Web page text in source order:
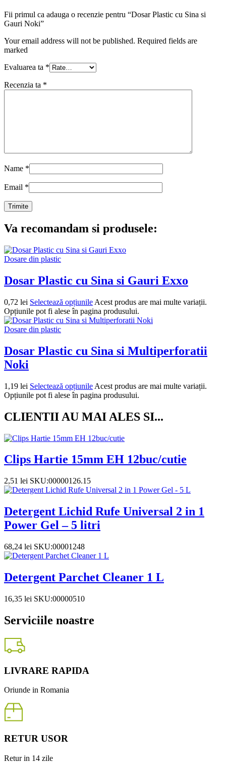
Fii primul ca adauga o recenzie pentru “Dosar Plastic cu Sina si
Gauri Noki”
Your email address will not be published. Required fields are
marked
Evaluarea ta *
Recenzia ta *
Name *
Email *
Va recomandam si produsele:
Dosare din plastic
Dosar Plastic cu Sina si Gauri Exxo
0,72 lei Selectează opțiunile Acest produs are mai multe variații.
Opțiunile pot fi alese în pagina produsului.
Dosare din plastic
Dosar Plastic cu Sina si Multiperforatii
Noki
1,19 lei Selectează opțiunile Acest produs are mai multe variații.
Opțiunile pot fi alese în pagina produsului.
CLIENTII AU MAI ALES SI...
Clips Hartie 15mm EH 12buc/cutie
2,51 lei SKU:00000126.15
Detergent Lichid Rufe Universal 2 in 1
Power Gel – 5 litri
68,24 lei SKU:00001248
Detergent Parchet Cleaner 1 L
16,35 lei SKU:00000510
Serviciile noastre
LIVRARE RAPIDA
Oriunde in Romania
RETUR USOR
Retur in 14 zile